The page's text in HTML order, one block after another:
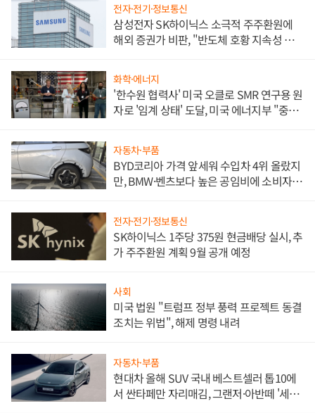
전자·전기·정보통신
삼성전자 SK하이닉스 소극적 주주환원에
해외 증권가 비판, "반도체 호황 지속성 의
화학·에너지
'한수원 협력사' 미국 오클로 SMR 연구용 원
자로 '임계 상태' 도달, 미국 에너지부 "중요
자동차·부품
BYD코리아 가격 앞세워 수입차 4위 올랐지
만, BMW·벤츠보다 높은 공임비에 소비자
전자·전기·정보통신
SK하이닉스 1주당 375원 현금배당 실시, 추
가 주주환원 계획 9월 공개 예정
사회
미국 법원 "트럼프 정부 풍력 프로젝트 동결
조치는 위법", 해제 명령 내려
자동차·부품
현대차 올해 SUV 국내 베스트셀러 톱10에
서 싼타페만 자리매김, 그랜저·아반떼 '세단